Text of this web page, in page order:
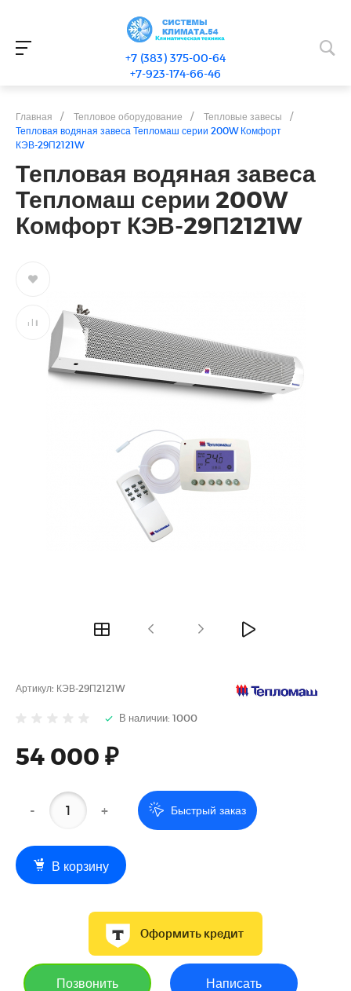
+7 (383) 375-00-64
+7-923-174-66-46
Главная / Тепловое оборудование / Тепловые завесы
/
Тепловая водяная завеса Тепломаш серии 200W Комфорт
КЭВ-29П2121W
Тепловая водяная завеса
Тепломаш серии 200W
Комфорт КЭВ-29П2121W
Артикул: КЭВ-29П2121W
В наличии: 1000
54 000 ₽
- + Быстрый заказ
В корзину
Оформить кредит
Позвонить Написать